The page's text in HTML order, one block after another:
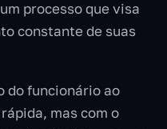
processo que visa
constante de suas
do funcionário ao
mas com o